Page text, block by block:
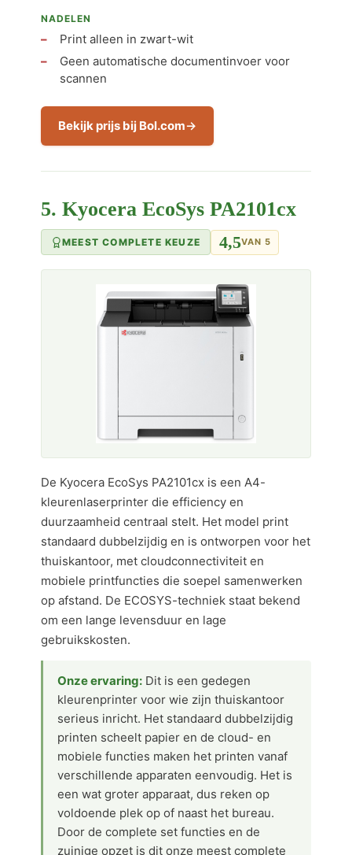
NADELEN
Print alleen in zwart-wit
Geen automatische documentinvoer voor
scannen
Bekijk prijs bij Bol.com
5. Kyocera EcoSys PA2101cx
MEEST COMPLETE KEUZE 4,5VAN 5
De Kyocera EcoSys PA2101cx is een A4-
kleurenlaserprinter die efficiency en
duurzaamheid centraal stelt. Het model print
standaard dubbelzijdig en is ontworpen voor het
thuiskantoor, met cloudconnectiviteit en
mobiele printfuncties die soepel samenwerken
op afstand. De ECOSYS-techniek staat bekend
om een lange levensduur en lage
gebruikskosten.
Onze ervaring: Dit is een gedegen
kleurenprinter voor wie zijn thuiskantoor
serieus inricht. Het standaard dubbelzijdig
printen scheelt papier en de cloud- en
mobiele functies maken het printen vanaf
verschillende apparaten eenvoudig. Het is
een wat groter apparaat, dus reken op
voldoende plek op of naast het bureau.
Door de complete set functies en de
zuinige opzet is dit onze meest complete